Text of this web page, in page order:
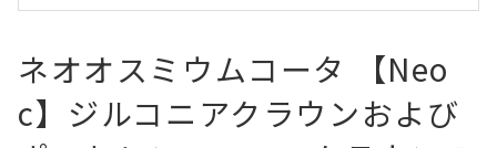
ネオオスミウムコータ 【Neo
c】ジルコニアクラウンおよび